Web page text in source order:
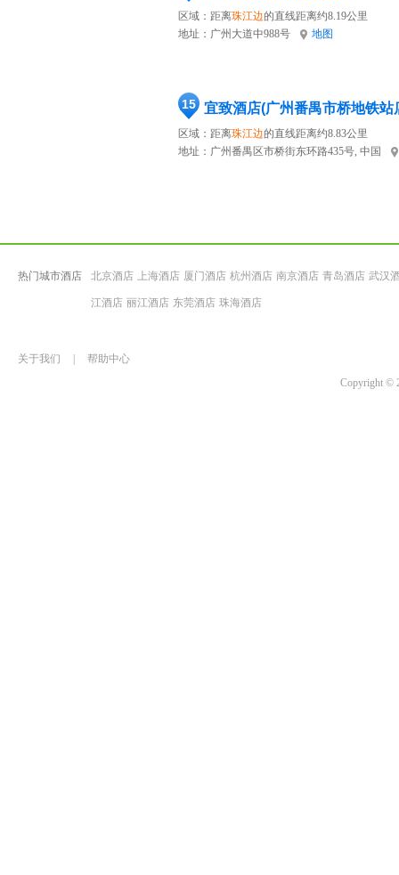
区域：距离珠江边的直线距离约8.19公里
地址： 广州大道中988号 地图
15 宜致酒店(广州番禺市桥地铁站
区域：距离珠江边的直线距离约8.83公里
地址： 广州番禺区市桥街东环路435号, 中国
热门城市酒店 北京酒店 上海酒店 厦门酒店 杭州酒店 南京酒店 青岛酒店 武汉
江酒店 丽江酒店 东莞酒店 珠海酒店
关于我们
帮助中心
Copyright ©